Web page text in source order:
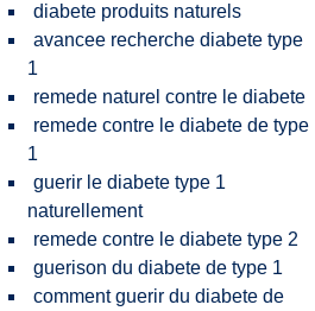
diabete produits naturels
avancee recherche diabete type
1
remede naturel contre le diabete
remede contre le diabete de type
1
guerir le diabete type 1
naturellement
remede contre le diabete type 2
guerison du diabete de type 1
comment guerir du diabete de